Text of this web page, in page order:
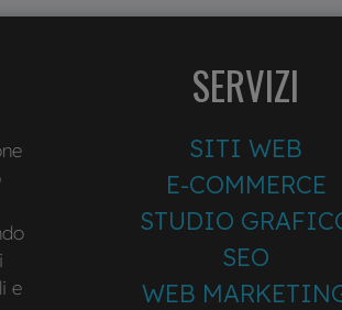
e
SERVIZI
SITI WEB
E-COMMERCE
STUDIO
SEO
WEB